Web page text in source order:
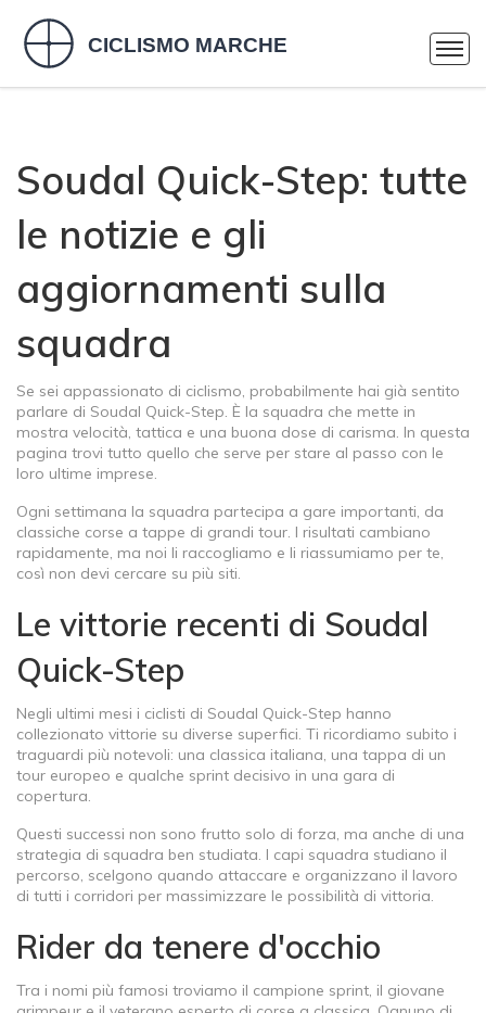
Soudal Quick-Step: tutte
le notizie e gli
aggiornamenti sulla
squadra
Se sei appassionato di ciclismo, probabilmente hai già sentito
parlare di Soudal Quick-Step. È la squadra che mette in
mostra velocità, tattica e una buona dose di carisma. In questa
pagina trovi tutto quello che serve per stare al passo con le
loro ultime imprese.
Ogni settimana la squadra partecipa a gare importanti, da
classiche corse a tappe di grandi tour. I risultati cambiano
rapidamente, ma noi li raccogliamo e li riassumiamo per te,
così non devi cercare su più siti.
Le vittorie recenti di Soudal
Quick-Step
Negli ultimi mesi i ciclisti di Soudal Quick-Step hanno
collezionato vittorie su diverse superfici. Ti ricordiamo subito i
traguardi più notevoli: una classica italiana, una tappa di un
tour europeo e qualche sprint decisivo in una gara di
copertura.
Questi successi non sono frutto solo di forza, ma anche di una
strategia di squadra ben studiata. I capi squadra studiano il
percorso, scelgono quando attaccare e organizzano il lavoro
di tutti i corridori per massimizzare le possibilità di vittoria.
Rider da tenere d'occhio
Tra i nomi più famosi troviamo il campione sprint, il giovane